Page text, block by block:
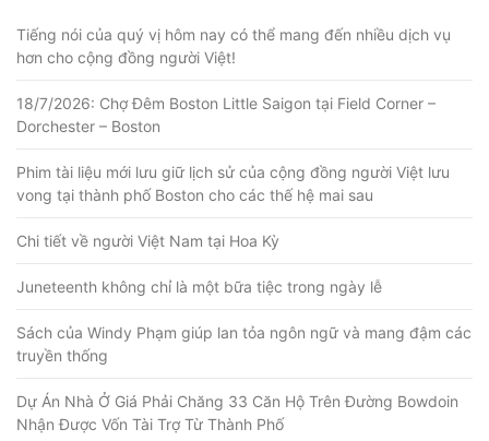
Tiếng nói của quý vị hôm nay có thể mang đến nhiều dịch vụ
hơn cho cộng đồng người Việt!
18/7/2026: Chợ Đêm Boston Little Saigon tại Field Corner –
Dorchester – Boston
Phim tài liệu mới lưu giữ lịch sử của cộng đồng người Việt lưu
vong tại thành phố Boston cho các thế hệ mai sau
Chi tiết về người Việt Nam tại Hoa Kỳ
Juneteenth không chỉ là một bữa tiệc trong ngày lễ
Sách của Windy Phạm giúp lan tỏa ngôn ngữ và mang đậm các
truyền thống
Dự Án Nhà Ở Giá Phải Chăng 33 Căn Hộ Trên Đường Bowdoin
Nhận Được Vốn Tài Trợ Từ Thành Phố